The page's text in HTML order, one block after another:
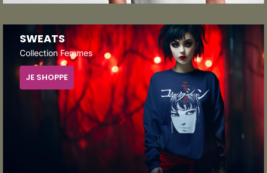
SWEATS
Collection Femmes
JE SHOPPE